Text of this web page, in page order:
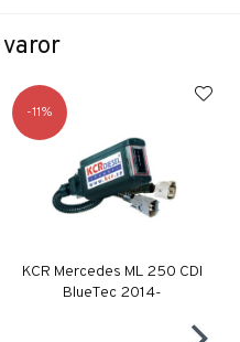
11
KCR Mercedes ML 250 CDI
BlueTec 2014-